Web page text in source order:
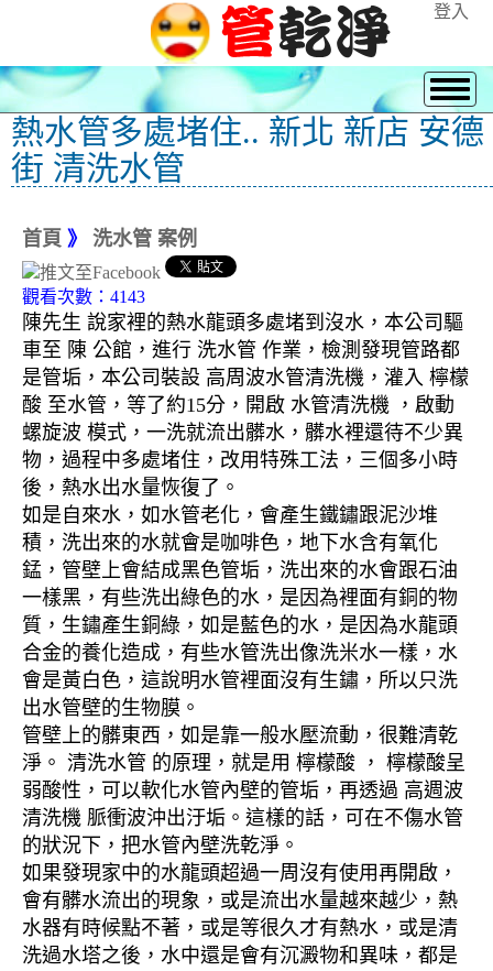
登入
熱水管多處堵住.. 新北 新店 安德
街 清洗水管
首頁 》 洗水管 案例
觀看次數：4143
陳先生 說家裡的熱水龍頭多處堵到沒水，本公司驅
車至 陳 公館，進行 洗水管 作業，檢測發現管路都
是管垢，本公司裝設 高周波水管清洗機，灌入 檸檬
酸 至水管，等了約15分，開啟 水管清洗機 ，啟動
螺旋波 模式，一洗就流出髒水，髒水裡還待不少異
物，過程中多處堵住，改用特殊工法，三個多小時
後，熱水出水量恢復了。
如是自來水，如水管老化，會產生鐵鏽跟泥沙堆
積，洗出來的水就會是咖啡色，地下水含有氧化
錳，管壁上會結成黑色管垢，洗出來的水會跟石油
一樣黑，有些洗出綠色的水，是因為裡面有銅的物
質，生鏽產生銅綠，如是藍色的水，是因為水龍頭
合金的養化造成，有些水管洗出像洗米水一樣，水
會是黃白色，這說明水管裡面沒有生鏽，所以只洗
出水管壁的生物膜。
管壁上的髒東西，如是靠一般水壓流動，很難清乾
淨。 清洗水管 的原理，就是用 檸檬酸 ， 檸檬酸呈
弱酸性，可以軟化水管內壁的管垢，再透過 高週波
清洗機 脈衝波沖出汙垢。這樣的話，可在不傷水管
的狀況下，把水管內壁洗乾淨。
如果發現家中的水龍頭超過一周沒有使用再開啟，
會有髒水流出的現象，或是流出水量越來越少，熱
水器有時候點不著，或是等很久才有熱水，或是清
洗過水塔之後，水中還是會有沉澱物和異味，都是